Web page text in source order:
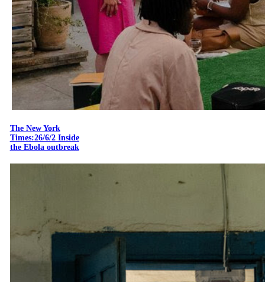
The New York
Times:26/6/2 Inside
the Ebola outbreak